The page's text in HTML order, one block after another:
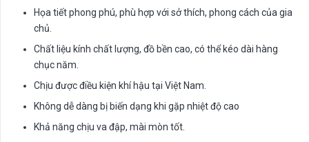
Họa tiết phong phú, phù hợp với sở thích, phong cách của gia
chủ.
Chất liệu kính chất lượng, đồ bền cao, có thể kéo dài hàng
chục năm.
Chịu được điều kiện khí hậu tại Việt Nam.
Không dễ dàng bị biến dạng khi gặp nhiệt độ cao
Khả năng chịu va đập, mài mòn tốt.